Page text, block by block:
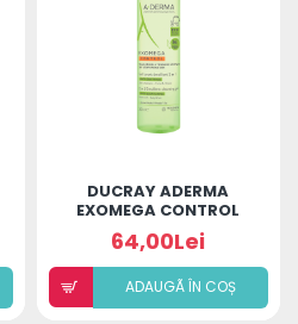
DUCRAY ADERMA
EXOMEGA CONTROL
GEL 2 IN 1 200ML
64,00Lei
ADAUGÃ ÎN COȘ